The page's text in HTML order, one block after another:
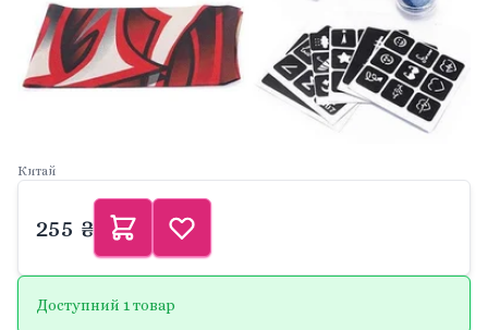
Китай
255 ₴
Доступний 1 товар